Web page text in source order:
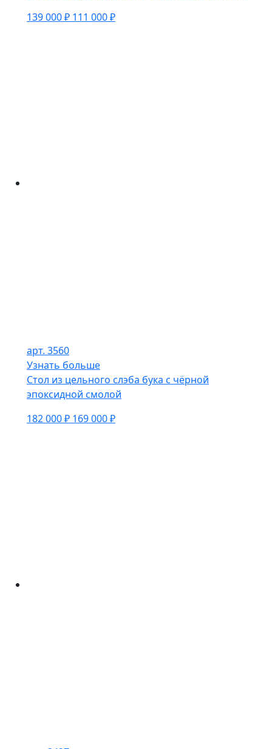
139 000 ₽ 111 000 ₽
арт. 3560
Узнать больше
Стол из цельного слэба бука с чёрной
эпоксидной смолой
182 000 ₽ 169 000 ₽